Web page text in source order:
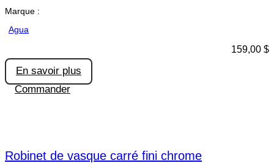
Marque :
Agua
159,00 $
En savoir plus
Commander
Robinet de vasque carré fini chrome